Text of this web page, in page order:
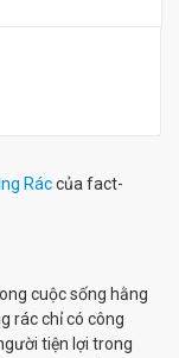
Ráccủa fact-
cuộc sống hằng
rác chỉ có công
tiện lợi trong